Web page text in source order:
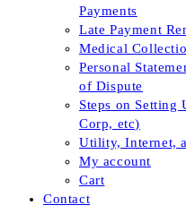
Payments
Late Payment
Medical
Personal
of Dispute
Steps on Setting
Corp, etc)
Utility, Internet,
My account
Cart
Contact